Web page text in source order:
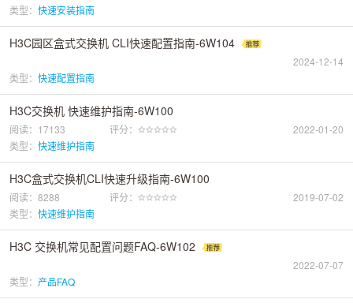
类型： 快速安装指南
H3C园区盒式交换机 CLI快速配置指南-6W104
2024-12-14
类型： 快速配置指南
H3C交换机 快速维护指南-6W100
阅读：17133 评分：
2022-01-20
类型： 快速维护指南
H3C盒式交换机CLI快速升级指南-6W100
阅读：8288 评分：
2019-07-02
类型： 快速维护指南
H3C 交换机常见配置问题FAQ-6W102
2022-07-07
类型： 产品FAQ